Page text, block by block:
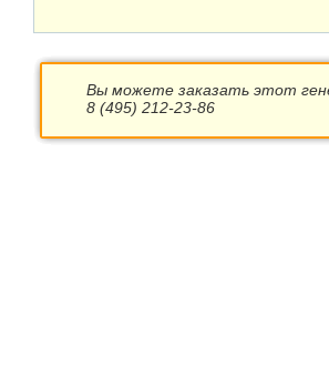
Вы можете заказать этот
8 (495) 212-23-86